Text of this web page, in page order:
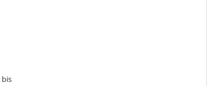
bis